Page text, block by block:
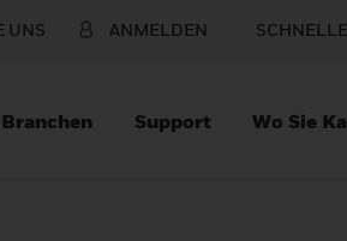
UNS ANMELDEN
Branchen Support Wo Sie